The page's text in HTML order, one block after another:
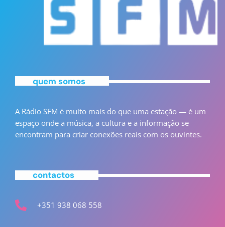
quem somos
A Rádio SFM é muito mais do que uma estação — é um
espaço onde a música, a cultura e a informação se
encontram para criar conexões reais com os ouvintes.
contactos
+351 938 068 558